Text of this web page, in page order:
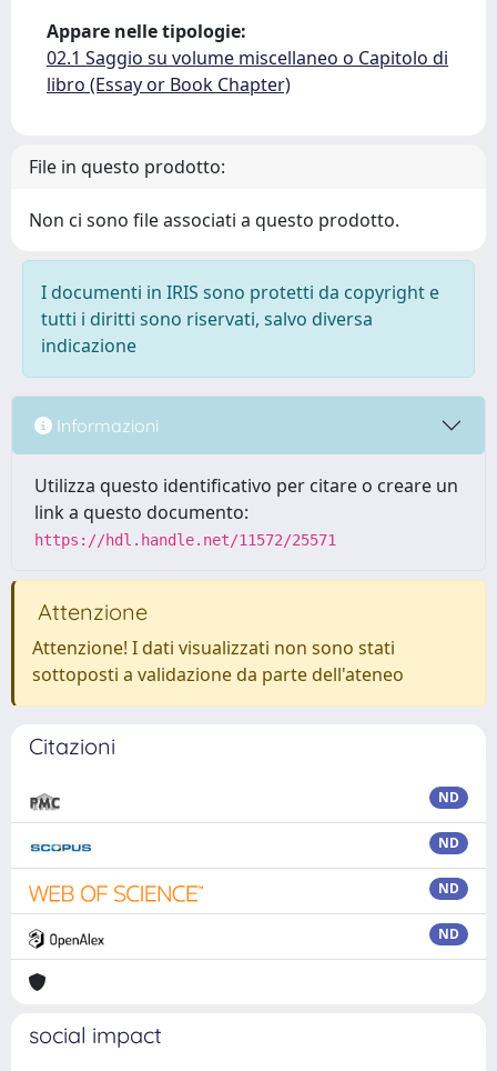
Appare nelle tipologie:
02.1 Saggio su volume miscellaneo o Capitolo di
libro (Essay or Book Chapter)
File in questo prodotto:
Non ci sono file associati a questo prodotto.
I documenti in IRIS sono protetti da copyright e
tutti i diritti sono riservati, salvo diversa
indicazione
Informazioni
Utilizza questo identificativo per citare o creare un
link a questo documento:
https://hdl.handle.net/11572/25571
Attenzione
Attenzione! I dati visualizzati non sono stati
sottoposti a validazione da parte dell'ateneo
Citazioni
ND
ND
ND
ND
social impact